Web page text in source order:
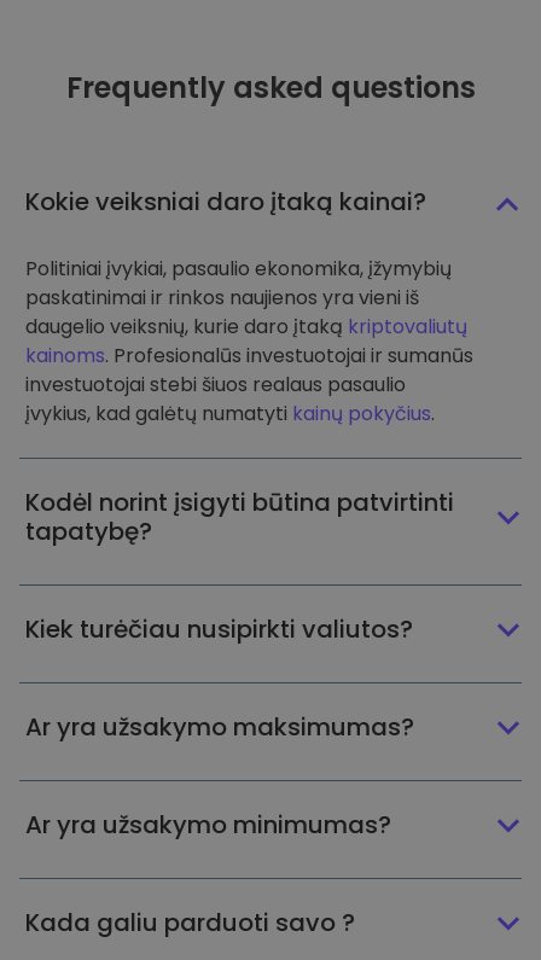
Frequently asked questions
Kokie veiksniai daro įtaką kainai?
Politiniai įvykiai, pasaulio ekonomika, įžymybių
paskatinimai ir rinkos naujienos yra vieni iš
daugelio veiksnių, kurie daro įtaką kriptovaliutų
kainoms. Profesionalūs investuotojai ir sumanūs
investuotojai stebi šiuos realaus pasaulio
įvykius, kad galėtų numatyti kainų pokyčius.
Kodėl norint įsigyti būtina patvirtinti
tapatybę?
Kiek turėčiau nusipirkti valiutos?
Ar yra užsakymo maksimumas?
Ar yra užsakymo minimumas?
Kada galiu parduoti savo ?